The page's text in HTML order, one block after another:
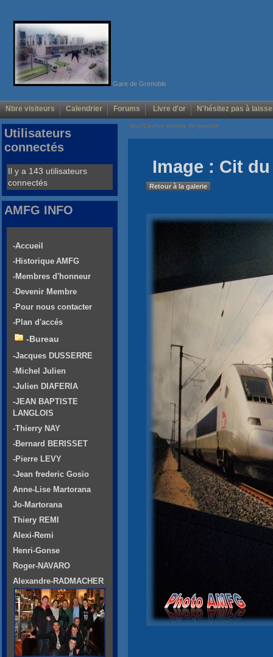
Gare de Grenoble
Nbre visiteurs Calendrier Forums Livre d'or N'hésitez pas à
Voir/Cacher menus de gauche
Image : Cit
Retour à la galerie
Utilisateurs
connectés
Il y a 143 utilisateurs
connectés
AMFG INFO
-Accueil
-Historique AMFG
-Membres d'honneur
-Devenir Membre
-Pour nous contacter
-Plan d'accés
-Bureau
-Jacques DUSSERRE
-Michel Julien
-Julien DIAFERIA
-JEAN BAPTISTE
LANGLOIS
-Thierry NAY
-Bernard BERISSET
-Pierre LEVY
-Jean frederic Gosio
Anne-Lise Martorana
Jo-Martorana
Thiery REMI
Alexi-Remi
Henri-Gonse
Roger-NAVARO
Alexandre-RADMACHER